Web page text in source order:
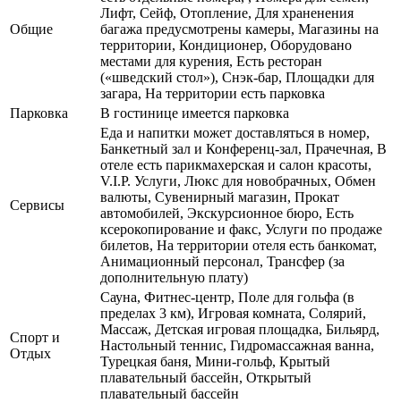
Общие
Лифт, Сейф, Отопление, Для храненения
багажа предусмотрены камеры, Магазины на
территории, Кондиционер, Оборудовано
местами для курения, Есть ресторан
(«шведский стол»), Снэк-бар, Площадки для
загара, На территории есть парковка
Парковка
В гостинице имеется парковка
Сервисы
Еда и напитки может доставляться в номер,
Банкетный зал и Конференц-зал, Прачечная, В
отеле есть парикмахерская и салон красоты,
V.I.P. Услуги, Люкс для новобрачных, Обмен
валюты, Сувенирный магазин, Прокат
автомобилей, Экскурсионное бюро, Есть
ксерокопирование и факс, Услуги по продаже
билетов, На территории отеля есть банкомат,
Анимационный персонал, Трансфер (за
дополнительную плату)
Спорт и
Отдых
Сауна, Фитнес-центр, Поле для гольфа (в
пределах 3 км), Игровая комната, Солярий,
Массаж, Детская игровая площадка, Бильярд,
Настольный теннис, Гидромассажная ванна,
Турецкая баня, Мини-гольф, Крытый
плавательный бассейн, Открытый
плавательный бассейн